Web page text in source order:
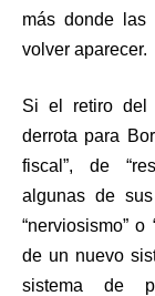
más donde las
volver aparecer.
Si el retiro del
derrota para
fiscal”, de
algunas de
“nerviosismo”
de un nuevo
sistema de